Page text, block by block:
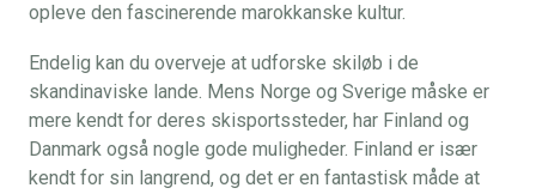
opleve den fascinerende marokkanske kultur.
Endelig kan du overveje at udforske skiløb i de
skandinaviske lande. Mens Norge og Sverige måske er
mere kendt for deres skisportssteder, har Finland og
Danmark også nogle gode muligheder. Finland er især
kendt for sin langrend, og det er en fantastisk måde at